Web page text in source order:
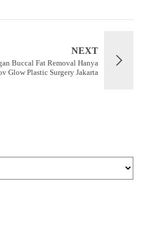
NEXT
Buccal Fat Removal Hanya
Glow Plastic Surgery Jakarta